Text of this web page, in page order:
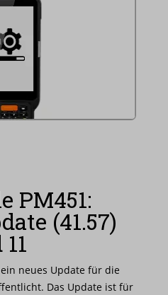
PM451:
(41.57)
neues Update für die
Das Update ist für